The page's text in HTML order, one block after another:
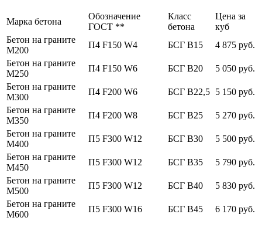
Марка бетона
Обозначение
ГОСТ **
Класс
бетона
Цена за
куб
Бетон на граните
М200
П4 F150 W4 БСГ В15
4 875 руб.
Бетон на граните
М250
П4 F150 W6 БСГ В20
5 050 руб.
Бетон на граните
М300
П4 F200 W6 БСГ В22,5 5 150 руб.
Бетон на граните
М350
П4 F200 W8 БСГ В25
5 270 руб.
Бетон на граните
М400
П5 F300 W12 БСГ В30
5 500 руб.
Бетон на граните
М450
П5 F300 W12 БСГ В35
5 790 руб.
Бетон на граните
М500
П5 F300 W12 БСГ В40
5 830 руб.
Бетон на граните
М600
П5 F300 W16 БСГ В45 6 170 руб.